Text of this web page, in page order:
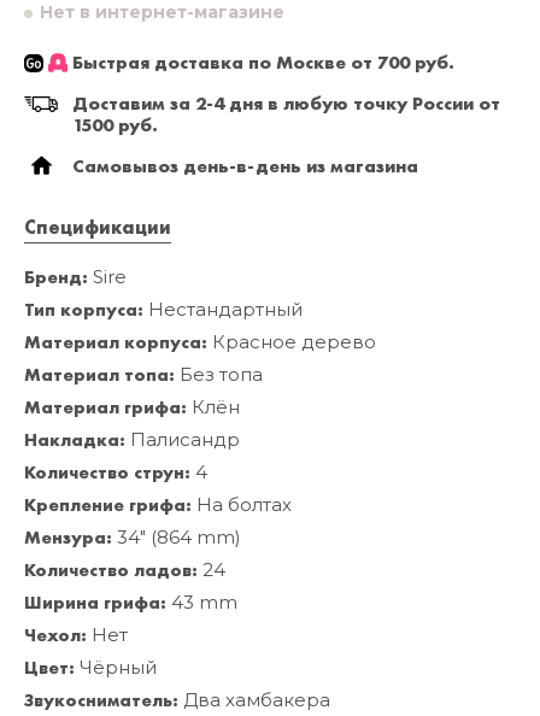
Нет в интернет-магазине
Быстрая доставка по Москве от 700 руб.
Доставим за 2-4 дня в любую точку России от
1500 руб.
Самовывоз день-в-день из магазина
Спецификации
Бренд: Sire
Тип корпуса: Нестандартный
Материал корпуса: Красное дерево
Материал топа: Без топа
Материал грифа: Клён
Накладка: Палисандр
Количество струн: 4
Крепление грифа: На болтах
Мензура: 34" (864 mm)
Количество ладов: 24
Ширина грифа: 43 mm
Чехол: Нет
Цвет: Чёрный
Звукосниматель: Два хамбакера